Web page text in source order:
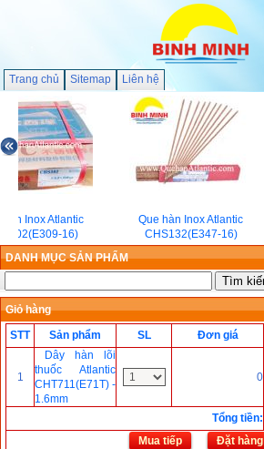
Trang chủ Sitemap Liên hệ
Inox Atlantic
16)
Que hàn Inox Atlantic
CHS132(E347-16)
DANH MỤC SẢN PHẨM
Giỏ hàng
STT
Sản phẩm SL Đơn giá
1
Dây hàn lõi
thuốc Atlantic
CHT711(E71T) -
1.6mm
0
Tổng tiền:
Mua tiếp
Đặt hàng